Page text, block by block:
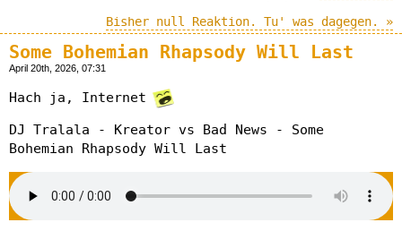
Bisher null Reaktion. Tu' was dagegen. »
Some Bohemian Rhapsody Will Last
April 20th, 2026, 07:31
Hach ja, Internet
DJ Tralala - Kreator vs Bad News - Some
Bohemian Rhapsody Will Last